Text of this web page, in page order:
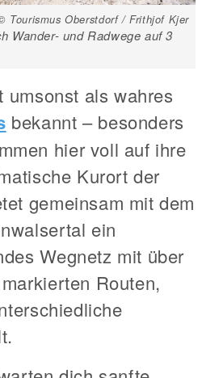
Tourismus Oberstdorf / Frithjof Kjer
Wander- und Radwege auf 3
als wahres
bekannt – besonders
hier voll auf ihre
Kurort der
gemeinsam mit dem
ein
Wegnetz mit über
Routen,